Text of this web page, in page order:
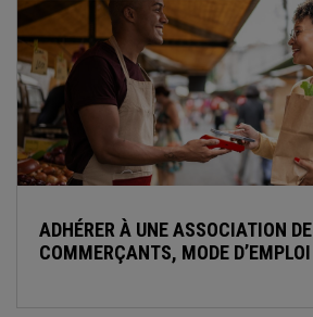
ADHÉRER À UNE ASSOCIATION DE
COMMERÇANTS, MODE D’EMPLOI